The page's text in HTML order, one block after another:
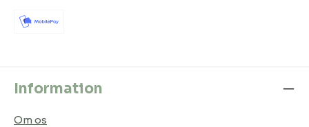
Information
Om os